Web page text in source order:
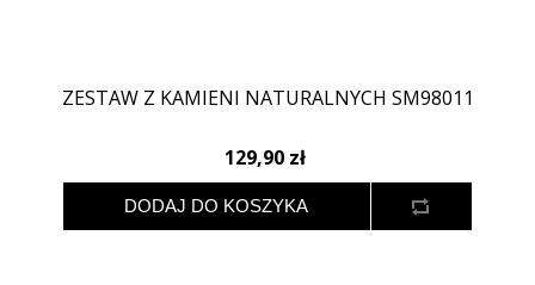
ZESTAW Z KAMIENI NATURALNYCH SM98011
129,90 zł